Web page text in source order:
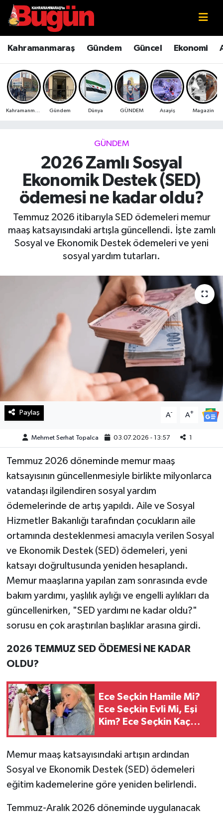
Kahramanmaraş Gündem Güncel Ekonomi
Gündem Dünya GÜNDEM Asayiş Magazin
GÜNDEM
2026 Zamlı Sosyal
Ekonomik Destek (SED)
ödemesi ne kadar oldu?
Temmuz 2026 itibarıyla SED ödemeleri memur
maaş katsayısındaki artışla güncellendi. İşte zamlı
Sosyal ve Ekonomik Destek ödemeleri ve yeni
sosyal yardım tutarları.
Paylaş A- A+
Mehmet Serhat Topalca 03.07.2026 - 13:57 1
Temmuz 2026 döneminde memur maaş
katsayısının güncellenmesiyle birlikte milyonlarca
vatandaşı ilgilendiren sosyal yardım
ödemelerinde de artış yapıldı. Aile ve Sosyal
Hizmetler Bakanlığı tarafından çocukların aile
ortamında desteklenmesi amacıyla verilen Sosyal
ve Ekonomik Destek (SED) ödemeleri, yeni
katsayı doğrultusunda yeniden hesaplandı.
Memur maaşlarına yapılan zam sonrasında evde
bakım yardımı, yaşlılık aylığı ve engelli aylıkları da
güncellenirken, "SED yardımı ne kadar oldu?"
sorusu en çok araştırılan başlıklar arasına girdi.
2026 TEMMUZ SED ÖDEMESİ NE KADAR
OLDU?
Ece Seçkin Hamile Mi?
Ece Seçkin Evli Mi, Eşi
Kim? Ece Seçkin Kaç
Memur maaş katsayısındaki artışın ardından
Sosyal ve Ekonomik Destek (SED) ödemeleri
eğitim kademelerine göre yeniden belirlendi.
Temmuz-Aralık 2026 döneminde uygulanacak
Kahramanmaraş
Kahramanmaraş Sokak Röportajları
Bilim ve Teknoloji
Çevre
Ekonomi
Genel
Güncel
Haberde İnsan
Manşet Altı
Manşetler
Resmi İlan
Spor
Yaşam
KAHRAMANMARAŞ
Kahramanmaraş Nöbetçi Eczaneler
Kahramanmaraş Hava Durumu
Kahramanmaraş Namaz Vakitleri
Kahramanmaraş Trafik Yoğunluk Haritası
Süper Lig Puan Durumu ve Fikstür
Tüm Manşetler
Son Dakika Haberleri
Haber Arşivi